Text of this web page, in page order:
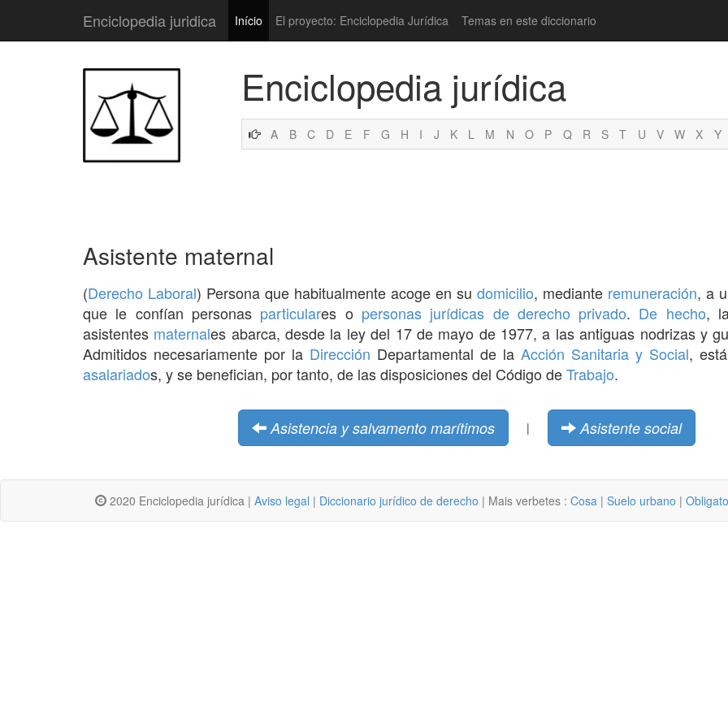
Enciclopedia juridica Início El proyecto: Enciclopedia Jurídica Temas en este diccionario
Enciclopedia jurídica
A B C D E F G H I J K L M N O P Q R S T U V W X Y
Asistente maternal
(Derecho Laboral) Persona que habitualmente acoge en su domicilio, mediante remuneración, a
que le confían personas particulares o personas jurídicas de derecho privado. De hecho,
asistentes maternales abarca, desde la ley del 17 de mayo de 1977, a las antiguas nodrizas y
Admitidos necesariamente por la Dirección Departamental de la Acción Sanitaria y Social,
asalariados, y se benefician, por tanto, de las disposiciones del Código deTrabajo.
Asistencia y salvamento marítimos | Asistente social
2020 Enciclopedia jurídica | Aviso legal | Diccionario jurídico de derecho | Mais verbetes : Cosa | Suelo urbano |